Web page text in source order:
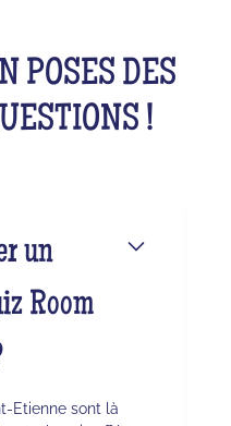
POSES DES
!
un
Room
Etienne sont là